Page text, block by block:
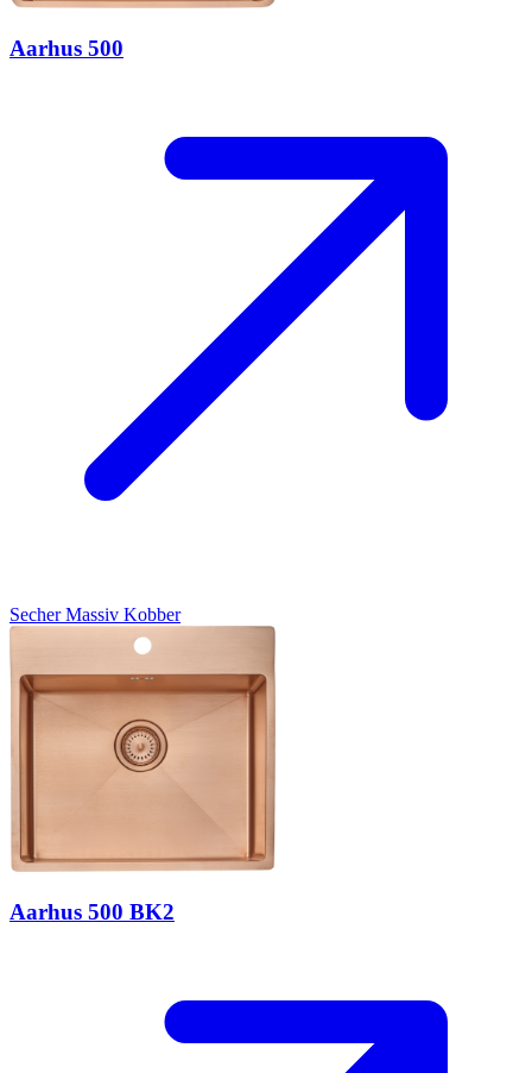
Aarhus 500
SecherMassiv Kobber
Aarhus 500 BK2